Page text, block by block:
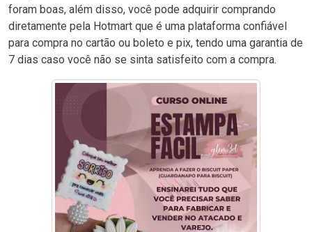
foram boas, além disso, você pode adquirir comprando
diretamente pela Hotmart que é uma plataforma confiável
para compra no cartão ou boleto e pix, tendo uma garantia de
7 dias caso você não se sinta satisfeito com a compra.